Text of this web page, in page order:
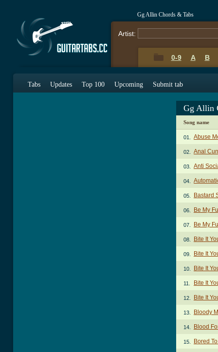
Gg Allin Chords & Tabs
Artist:
0-9 A B
Tabs Updates Top 100 Upcoming Submit tab
Gg Allin
Song name
01. Abuse
02. Anal
03. Anti
04.
05. Bastard
06. Be My
07. Be My
08. Bite It
09. Bite It
10. Bite It
11. Bite It
12. Bite It
13. Bloody
14. Blood
15. Bored